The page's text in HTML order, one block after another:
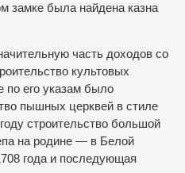
замке была найдена казна
часть доходов со
культовых
по его указам было
пышных церквей в стиле
строительство большой
на родине — в Белой
года и последующая